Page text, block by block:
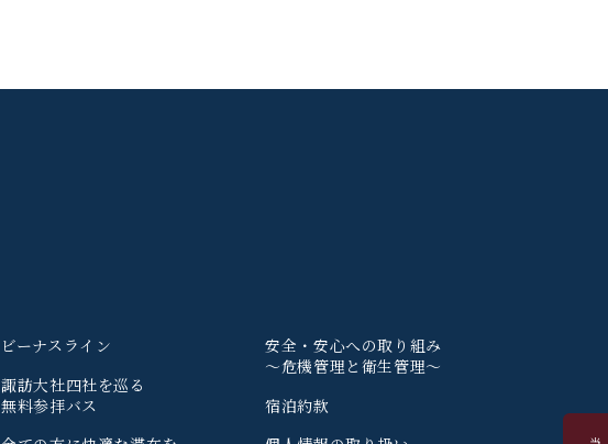
ビーナスライン
諏訪大社四社を巡る
無料参拝バス
安全・安心への取り組み
〜危機管理と衛生管理〜
宿泊約款